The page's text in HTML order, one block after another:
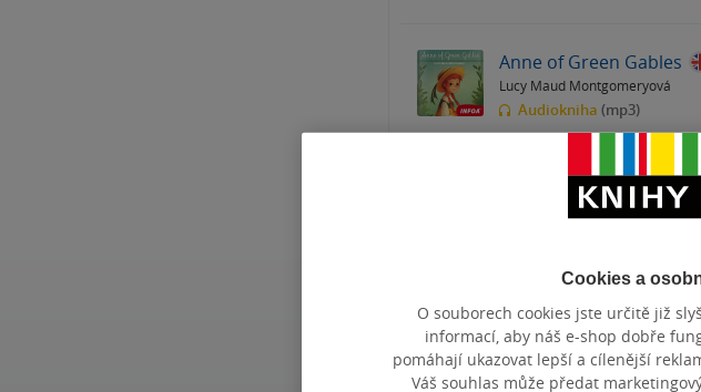
Anne of Green Gables
Lucy Maud Montgomeryová
Audiokniha (mp3)
Anna ze Zeleného
Green Gables (A1 - A2)
Nick Gerrard
měkká vazba
Cookies a
O souborech cookies jste určitě již
informací, aby náš e-shop dobře
pomáhají ukazovat lepší a cílenější
Váš souhlas může předat